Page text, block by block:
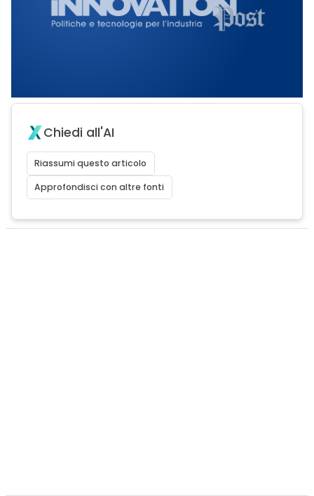
Chiedi all'AI
Riassumi questo articolo
Approfondisci con altre fonti